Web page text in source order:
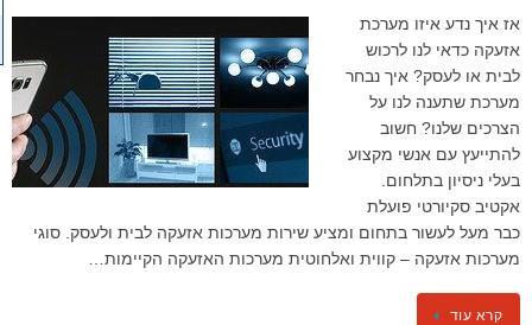
אז איך נדע איזו מערכת
אזעקה כדאי לנו לרכוש
לבית או לעסק? איך נבחר
מערכת שתענה לנו על
הצרכים שלנו? חשוב
להתייעץ עם אנשי מקצוע
בעלי ניסיון בתלחום.
אקטיב סקיורטי פועלת
כבר מעל לעשור בתחום ומציע שירות מערכות אזעקה לבית ולעסק. סוגי
מערכות אזעקה – קווית ואלחוטית מערכות האזעקה הקיימות…
קרא עוד